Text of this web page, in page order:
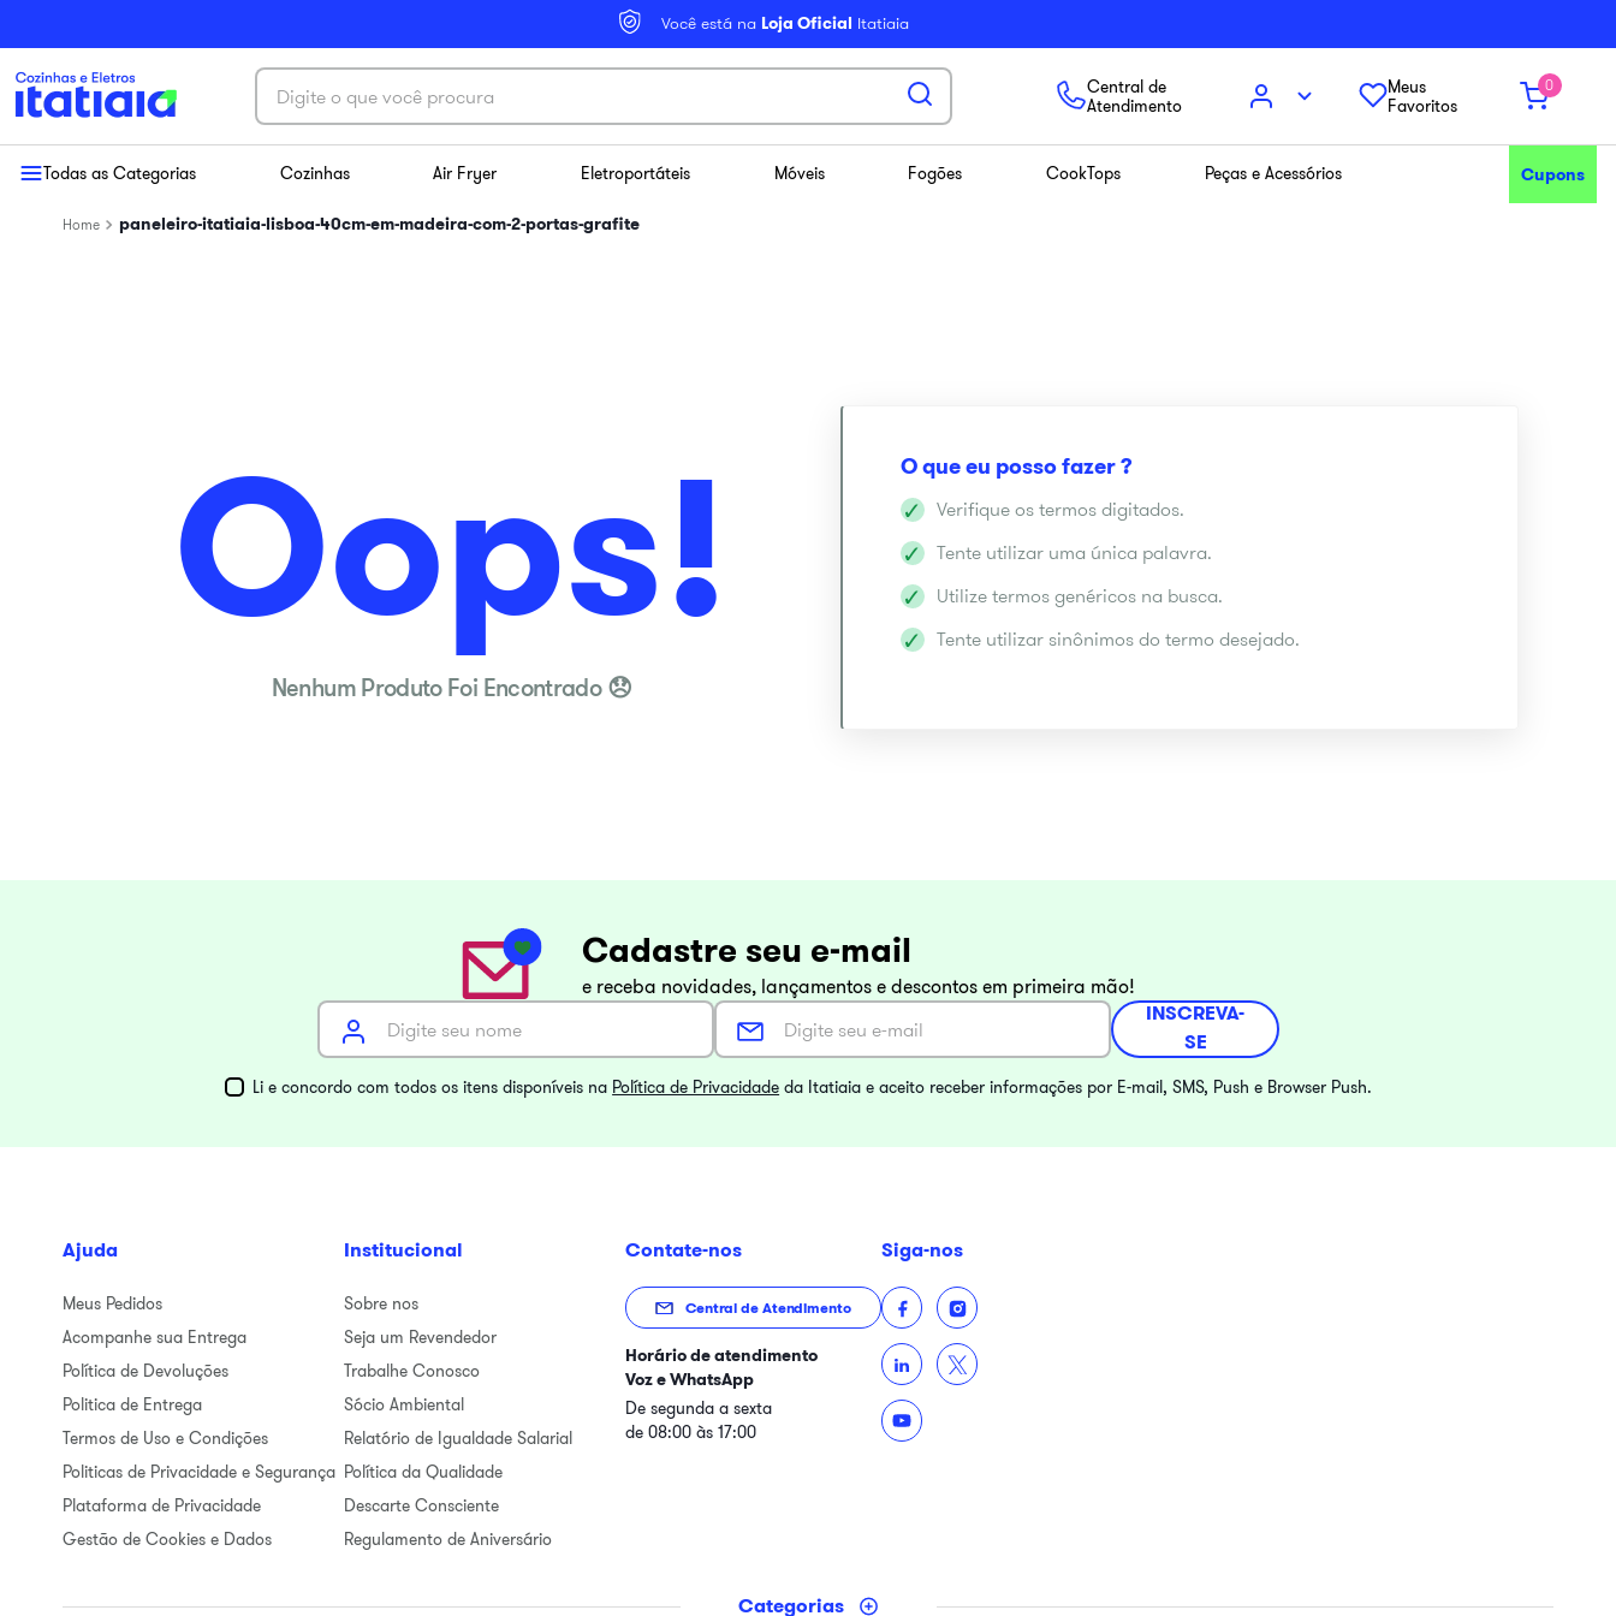
Você está na Loja Oficial Itatiaia
Digite o que você procura
Central de
Atendimento
Meus
Favoritos
0
Todas as Categorias Cozinhas Air Fryer Eletroportáteis Móveis Fogões CookTops Peças e Acessórios Cupons
paneleiro-itatiaia-lisboa-40cm-em-madeira-com-2-portas-grafite
Oops!
Verifique os termos digitados.
Tente utilizar uma única palavra.
Utilize termos genéricos na busca.
Tente utilizar sinônimos do termo desejado.
Cadastre seu e-mail
e receba novidades, lançamentos e descontos em primeira mão!
INSCREVA-
SE
Li e concordo com todos os itens disponíveis na Política de Privacidade da Itatiaia e aceito receber informações por E-mail, SMS, Push e Browser Push.
Ajuda
Meus Pedidos
Acompanhe sua Entrega
Política de Devoluções
Politica de Entrega
Termos de Uso e Condições
Politicas de Privacidade e Segurança
Plataforma de Privacidade
Gestão de Cookies e Dados
Institucional
Sobre nos
Seja um Revendedor
Trabalhe Conosco
Sócio Ambiental
Relatório de Igualdade Salarial
Política da Qualidade
Descarte Consciente
Regulamento de Aniversário
Contate-nos
Central de Atendimento
Horário de atendimento
Voz e WhatsApp
De segunda a sexta
de 08:00 às 17:00
Siga-nos
Categorias
Termos mais buscados
º
9º
renova
10
new premium